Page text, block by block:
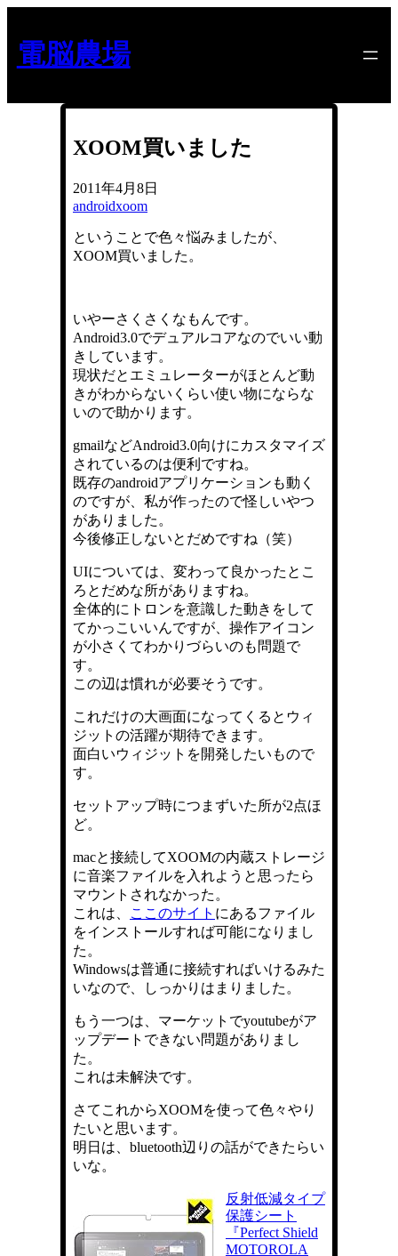
を
ス
ッ
電脳農場
XOOM買いました
2011年4月8日
androidxoom
ということで色々悩みましたが、
XOOM買いました。
いやーさくさくなもんです。
Android3.0でデュアルコアなのでいい動
きしています。
現状だとエミュレーターがほとんど動
きがわからないくらい使い物にならな
いので助かります。
gmailなどAndroid3.0向けにカスタマイズ
されているのは便利ですね。
既存のandroidアプリケーションも動く
のですが、私が作ったので怪しいやつ
がありました。
今後修正しないとだめですね（笑）
UIについては、変わって良かったとこ
ろとだめな所がありますね。
全体的にトロンを意識した動きをして
てかっこいいんですが、操作アイコン
が小さくてわかりづらいのも問題で
す。
この辺は慣れが必要そうです。
これだけの大画面になってくるとウィ
ジットの活躍が期待できます。
面白いウィジットを開発したいもので
す。
セットアップ時につまずいた所が2点ほ
ど。
macと接続してXOOMの内蔵ストレージ
に音楽ファイルを入れようと思ったら
マウントされなかった。
これは、
ここのサイト にあるファイル
をインストールすれば可能になりまし
た。
Windowsは普通に接続すればいけるみた
いなので、しっかりはまりました。
もう一つは、マーケットでyoutubeがア
ップデートできない問題がありまし
た。
これは未解決です。
さてこれからXOOMを使って色々やり
たいと思います。
明日は、bluetooth辺りの話ができたらい
いな。
反射低減タイプ
保護シート
『Perfect Shield
MOTOROLA